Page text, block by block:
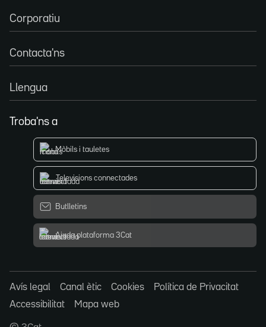
Corporatiu
Contacta'ns
Llengua
Troba'ns a
Mòbils i tauletes
Televisions connectades
Butlletins
Ajuda plataforma 3Cat
Avís legal Canal ètic Cookies
Política de Privacitat
Accessibilitat
Mapa web